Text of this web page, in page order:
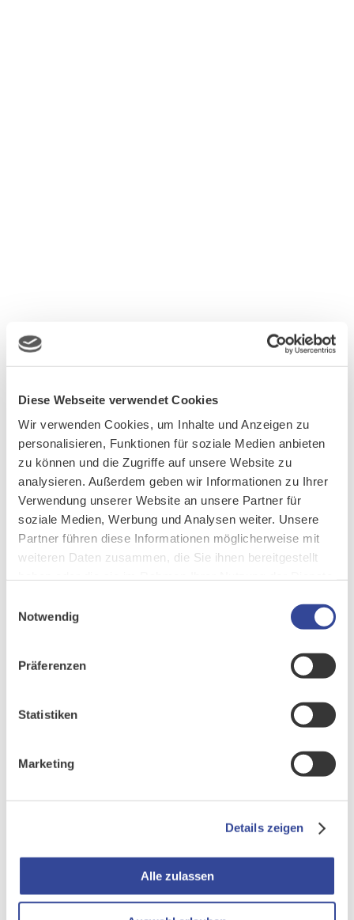
Diese Webseite verwendet Cookies
Wir verwenden Cookies, um Inhalte und Anzeigen zu
personalisieren, Funktionen für soziale Medien anbieten
zu können und die Zugriffe auf unsere Website zu
analysieren. Außerdem geben wir Informationen zu Ihrer
Verwendung unserer Website an unsere Partner für
soziale Medien, Werbung und Analysen weiter. Unsere
Partner führen diese Informationen möglicherweise mit
weiteren Daten zusammen, die Sie ihnen bereitgestellt
Notwendig
Präferenzen
Statistiken
Marketing
Details zeigen
Alle zulassen